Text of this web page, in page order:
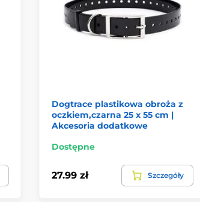
Dogtrace plastikowa obroża z
oczkiem,czarna 25 x 55 cm |
Akcesoria dodatkowe
Dostępne
27.99 zł Szczegóły